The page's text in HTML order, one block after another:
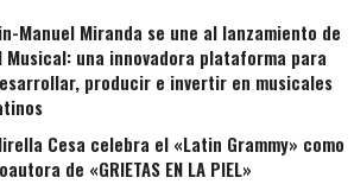
Manuel Miranda se une al lanzamiento de
Musical: una innovadora plataforma para
producir e invertir en musicales
Cesa celebra el «Latin Grammy» como
de «GRIETAS EN LA PIEL»